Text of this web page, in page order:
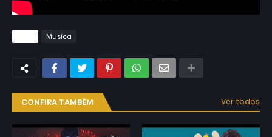
Musica
CONFIRA TAMBÉM Ver todos